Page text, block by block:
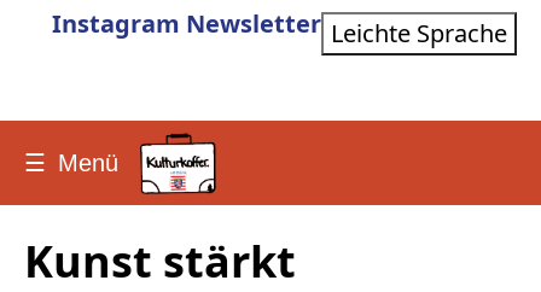
Instagram Newsletter Leichte Sprache
☰ Menü
Kunst stärkt